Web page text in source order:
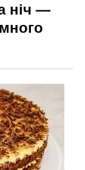
ніч —